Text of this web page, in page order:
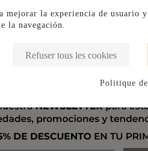
mejorar la experiencia de usuario
la navegación.
Refuser tous les cookies
Politique